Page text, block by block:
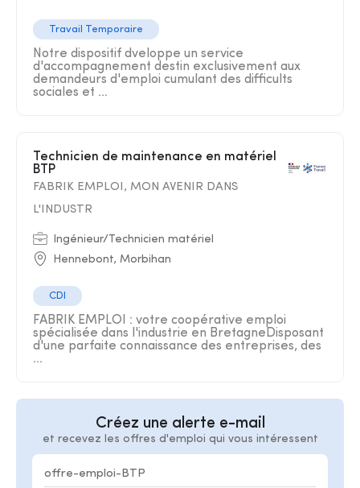
Travail Temporaire
Notre dispositif dveloppe un service
d'accompagnement destin exclusivement aux
demandeurs d'emploi cumulant des difficults
sociales et ...
BTP
FABRIK EMPLOI, MON AVENIR DANS
L'INDUSTR
Ingénieur/Technicien matériel
Hennebont, Morbihan
CDI
FABRIK EMPLOI : votre coopérative emploi
spécialisée dans l'industrie en BretagneDisposant
d'une parfaite connaissance des entreprises, des
...
Créez une alerte e-mail
et recevez les offres d'emploi qui vous intéressent